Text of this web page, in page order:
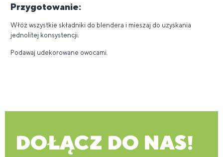
Przygotowanie:
Włóż wszystkie składniki do blendera i mieszaj do uzyskania
jednolitej konsystencji.
Podawaj udekorowane owocami.
DOŁĄCZ DO NAS!